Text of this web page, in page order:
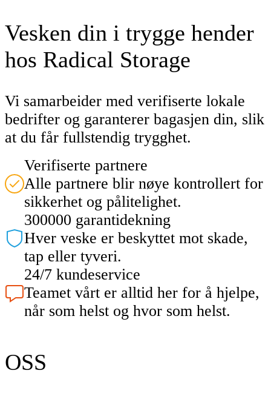
Vesken din i trygge hender
hos Radical Storage
Vi samarbeider med verifiserte lokale
bedrifter og garanterer bagasjen din, slik
at du får fullstendig trygghet.
Verifiserte partnere
Alle partnere blir nøye kontrollert for
sikkerhet og pålitelighet.
300000 garantidekning
Hver veske er beskyttet mot skade,
tap eller tyveri.
24/7 kundeservice
Teamet vårt er alltid her for å hjelpe,
når som helst og hvor som helst.
OSS